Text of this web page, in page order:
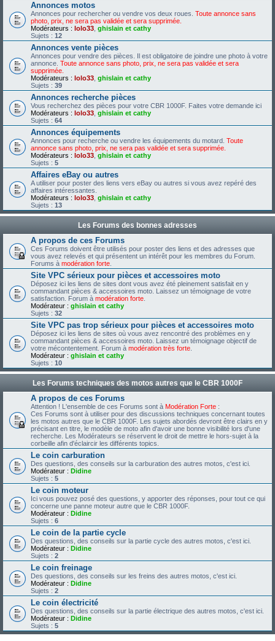
Annonces motos
Annonces pour rechercher ou vendre vos deux roues. Toute annonce sans
photo, prix, ne sera pas validée et sera supprimée.
Modérateurs : lolo33 ghislain et cathy
Sujets : 12
Annonces vente pièces
Annonces pour vendre des pièces. Il est obligatoire de joindre une photo à votre
annonce. Toute annonce sans photo, prix, ne sera pas validée et sera
supprimée.
Modérateurs : lolo33 ghislain et cathy
Sujets : 39
Annonces recherche pièces
Vous recherchez des pièces pour votre CBR 1000F. Faites votre demande ici
Modérateurs : lolo33 ghislain et cathy
Sujets : 64
Annonces équipements
Annonces pour recherche ou vendre les équipements du motard. Toute
annonce sans photo, prix, ne sera pas validée et sera supprimée.
Modérateurs : lolo33 ghislain et cathy
Sujets : 5
Affaires eBay ou autres
A utiliser pour poster des liens vers eBay ou autres si vous avez repéré des
affaires intéressantes.
Modérateurs : lolo33 ghislain et cathy
Sujets : 13
Les Forums des bonnes adresses
A propos de ces Forums
Ces Forums doivent être utilisés pour poster des liens et des adresses que
vous avez relevés et qui présentent un intérêt pour les membres du Forum.
Forums à modération forte
Site VPC sérieux pour pièces et accessoires moto
Déposez ici les liens de sites dont vous avez été pleinement satisfait en y
commandant pièces & accessoires moto. Laissez un témoignage de votre
satisfaction. Forum à modération forte
Modérateur : ghislain et cathy
Sujets : 32
Site VPC pas trop sérieux pour pièces et accessoires moto
Déposez ici les liens de sites où vous avez rencontré des problèmes en y
commandant pièces & accessoires moto. Laissez un témoignage objectif de
votre mécontentement. Forum à modération très forte
Modérateur : ghislain et cathy
Sujets : 10
Les Forums techniques des motos autres que le CBR 1000F
A propos de ces Forums
Attention ! L'ensemble de ces Forums sont à Modération Forte :
Ces Forums sont à utiliser pour des discussions techniques concernant toutes
les motos autres que le CBR 1000F. Les sujets abordés devront être clairs en y
précisant en titre, le modèle de moto afin d'avoir une bonne visibilité lors d'une
recherche. Les Modérateurs se réservent le droit de mettre le hors-sujet à la
corbeille afin d'éclaircir les différents topics.
Le coin carburation
Des questions, des conseils sur la carburation des autres motos, c'est ici.
Modérateur : Didine
Sujets : 5
Le coin moteur
Ici vous pouvez posé des questions, y apporter des réponses, pour tout ce qui
concerne une panne moteur autre que le CBR 1000F.
Modérateur : Didine
Sujets : 6
Le coin de la partie cycle
Des questions, des conseils sur la partie cycle des autres motos, c'est ici.
Modérateur : Didine
Sujets : 2
Le coin freinage
Des questions, des conseils sur les freins des autres motos, c'est ici.
Modérateur : Didine
Sujets : 2
Le coin électricité
Des questions, des conseils sur la partie électrique des autres motos, c'est ici.
Modérateur : Didine
Sujets : 5